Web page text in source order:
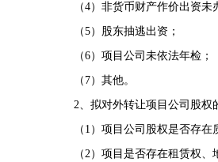
（4）非货币财产作价出资未
（5）股东抽逃出资；
（6）项目公司未依法年检；
（7）其他。
2、拟对外转让项目公司股权
（1）项目公司股权是否存在
（2）项目是否存在租赁权、